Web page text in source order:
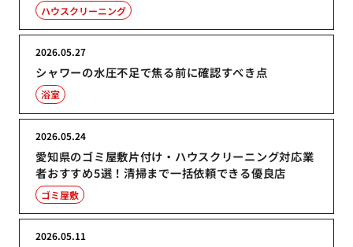
ハウスクリーニング
シャワーの水圧不足で焦る前に確認すべき点
2026.05.27
浴室
愛知県のゴミ屋敷片付け・ハウスクリーニング対応業
者おすすめ5選！清掃まで一括依頼できる優良店
2026.05.24
ゴミ屋敷
2026.05.11